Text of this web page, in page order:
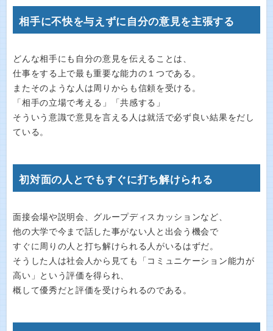
相手に不快を与えずに自分の意見を主張する
どんな相手にも自分の意見を伝えることは、
仕事をする上で最も重要な能力の１つである。
またそのような人は周りからも信頼を受ける。
「相手の立場で考える」「共感する」
そういう意識で意見を言える人は就活で必ず良い結果をだし
ている。
初対面の人とでもすぐに打ち解けられる
面接会場や説明会、グループディスカッションなど、
他の大学で今まで話した事がない人と出会う機会で
すぐに周りの人と打ち解けられる人がいるはずだ。
そうした人は社会人から見ても「コミュニケーション能力が
高い」という評価を得られ、
概して優秀だと評価を受けられるのである。